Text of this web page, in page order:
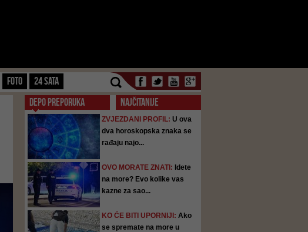
FOTO 24 SATA
DEPO PREPORUKA NAJČITANIJE
ZVJEZDANI PROFIL: U ova
dva horoskopska znaka se
rađaju najo...
OVO MORATE ZNATI: Idete
na more? Evo kolike vas
kazne za sao...
KO ĆE BITI UPORNIJI: Ako
se spremate na more u